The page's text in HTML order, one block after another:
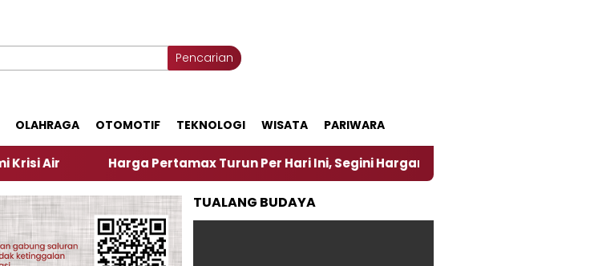
Pencarian
OLAHRAGA OTOMOTIF TEKNOLOGI WISATA PARIWARA
Harga Pertamax Turun Per Hari Ini, Segini Harganya ‎Nasirun Maestro Lukis
TUALANG BUDAYA